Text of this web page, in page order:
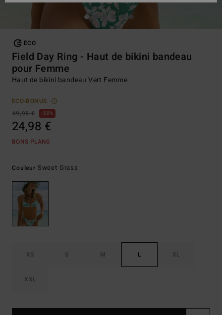
ÉCO
Field Day Ring - Haut de bikini bandeau
pour Femme
Haut de bikini bandeau Vert Femme
ECO-BONUS
49,95 €
50%
24,98 €
BONS PLANS
Couleur Sweet Grass
XS S M L XL
XXL